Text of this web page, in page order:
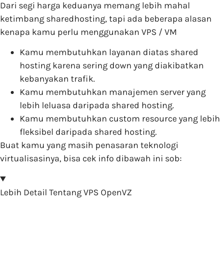
Dari segi harga keduanya memang lebih mahal
ketimbang sharedhosting, tapi ada beberapa alasan
kenapa kamu perlu menggunakan VPS / VM
Kamu membutuhkan layanan diatas shared
hosting karena sering down yang diakibatkan
kebanyakan trafik.
Kamu membutuhkan manajemen server yang
lebih leluasa daripada shared hosting.
Kamu membutuhkan custom resource yang lebih
fleksibel daripada shared hosting.
Buat kamu yang masih penasaran teknologi
virtualisasinya, bisa cek info dibawah ini sob:
Lebih Detail Tentang VPS OpenVZ